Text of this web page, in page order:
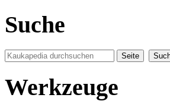
Suche
Werkzeuge